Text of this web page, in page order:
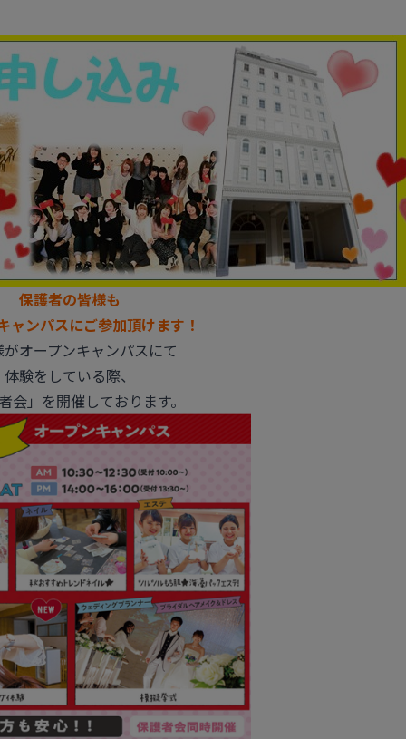
保護者の皆様も
ャンパスにご参加頂けます！
オープンキャンパスにて
体験をしている際、
会」を開催しております。